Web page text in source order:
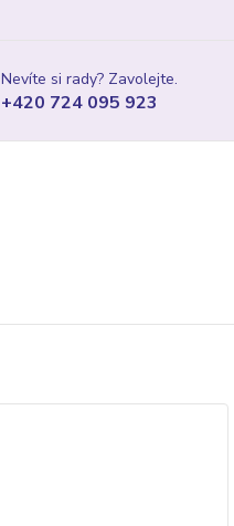
Nevíte si rady? Zavolejte.
+420 724 095 923